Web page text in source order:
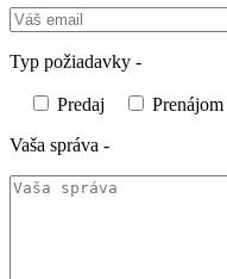
Typ požiadavky -
Predaj Prenájom
Vaša správa -